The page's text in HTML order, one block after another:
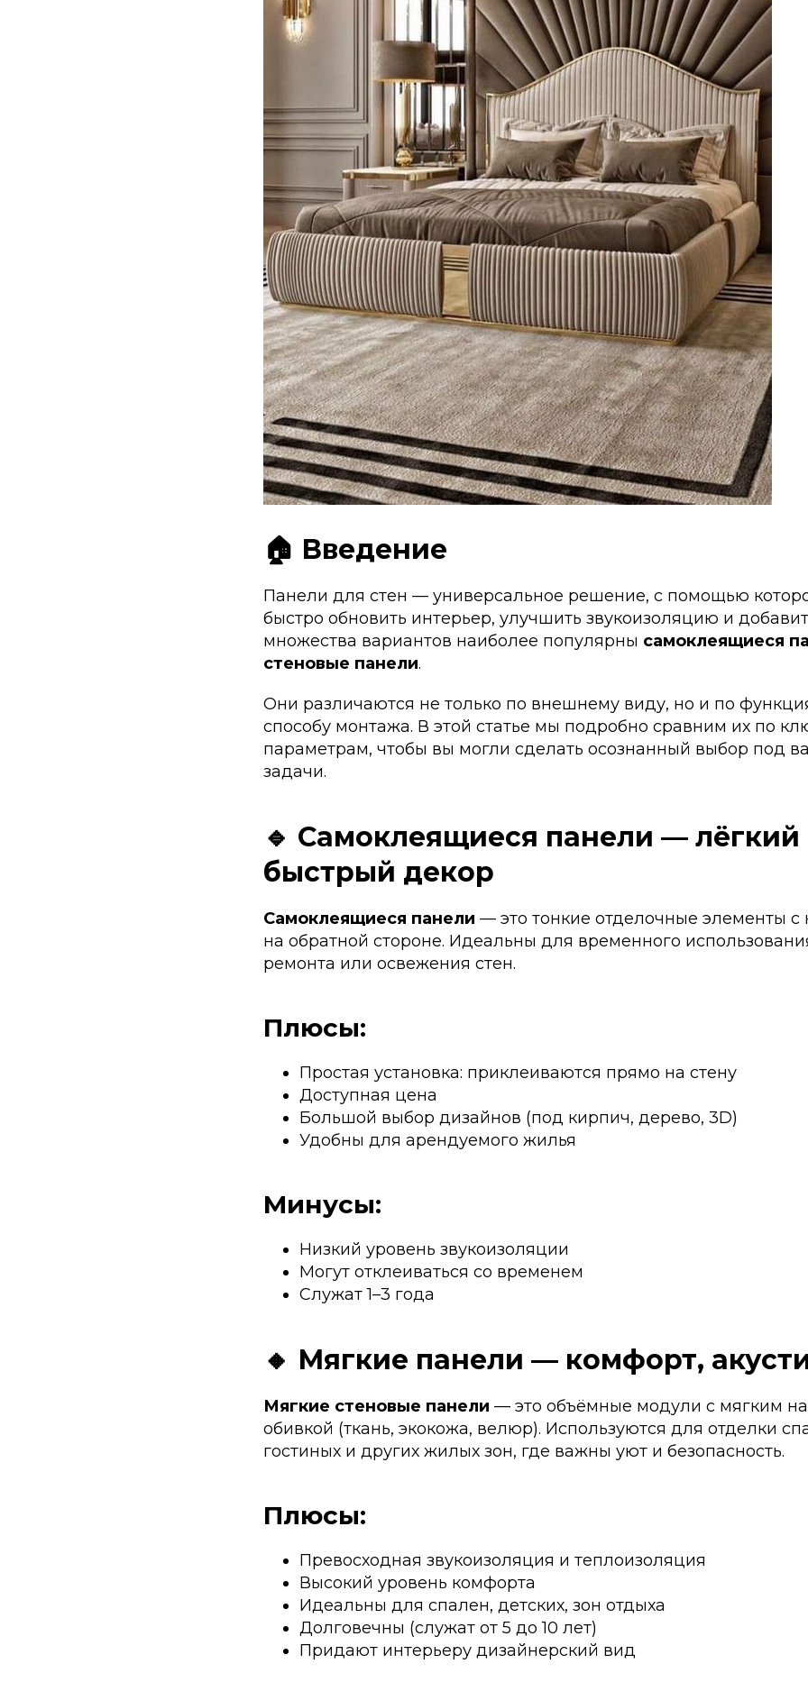
🏠 Введение
Панели для стен — универсальное решение, с помощью
быстро обновить интерьер, улучшить звукоизоляцию и
множества вариантов наиболее популярны самоклеящиеся
стеновые панели.
Они различаются не только по внешнему виду, но и по
способу монтажа. В этой статье мы подробно сравним их по
параметрам, чтобы вы могли сделать осознанный выбор под
задачи.
🔹 Самоклеящиеся панели — лёгкий
быстрый декор
Самоклеящиеся панели — это тонкие отделочные элементы с
на обратной стороне. Идеальны для временного
ремонта или освежения стен.
Плюсы:
Простая установка: приклеиваются прямо на стену
Доступная цена
Большой выбор дизайнов (под кирпич, дерево, 3D)
Удобны для арендуемого жилья
Минусы:
Низкий уровень звукоизоляции
Могут отклеиваться со временем
Служат 1–3 года
🔸 Мягкие панели — комфорт,
Мягкие стеновые панели — это объёмные модули с мягким
обивкой (ткань, экокожа, велюр). Используются для отделки
гостиных и других жилых зон, где важны уют и безопасность.
Плюсы:
Превосходная звукоизоляция и теплоизоляция
Высокий уровень комфорта
Идеальны для спален, детских, зон отдыха
Долговечны (служат от 5 до 10 лет)
Придают интерьеру дизайнерский вид